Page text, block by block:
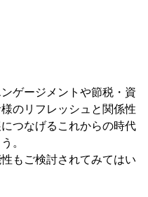
ゲージメントや節税・資
のリフレッシュと関係性
つなげるこれからの時代
。
もご検討されてみてはい